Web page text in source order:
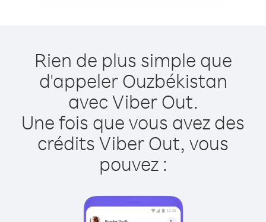
Rien de plus simple que
d'appeler Ouzbékistan
avec Viber Out.
Une fois que vous avez des
crédits Viber Out, vous
pouvez :